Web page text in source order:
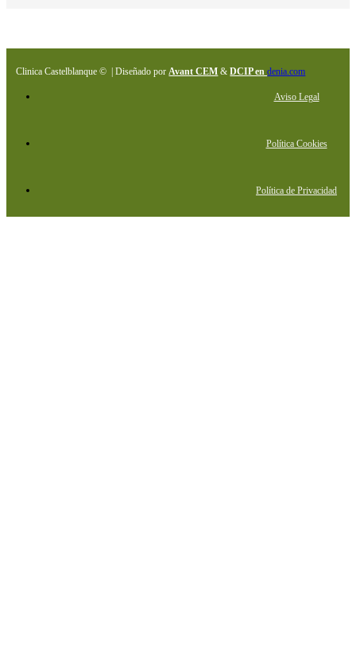
Clinica Castelblanque © | Diseñado por Avant CEM &DCIP endenia.com
Aviso Legal
Política Cookies
Política de Privacidad